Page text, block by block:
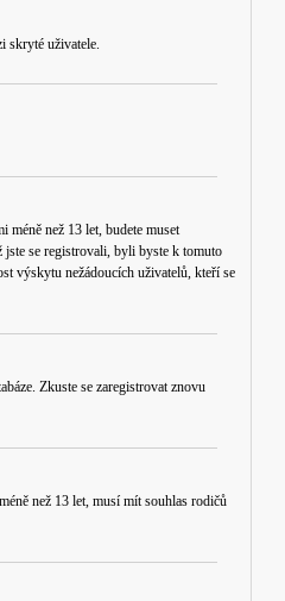
skryté uživatele.
méně než 13 let, budete muset
jste se registrovali, byli byste k tomuto
výskytu nežádoucích uživatelů, kteří se
Zkuste se zaregistrovat znovu
než 13 let, musí mít souhlas rodičů